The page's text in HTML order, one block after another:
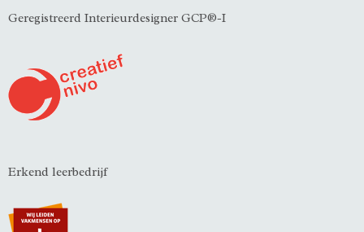
Geregistreerd Interieurdesigner GCP®-I
Erkend leerbedrijf